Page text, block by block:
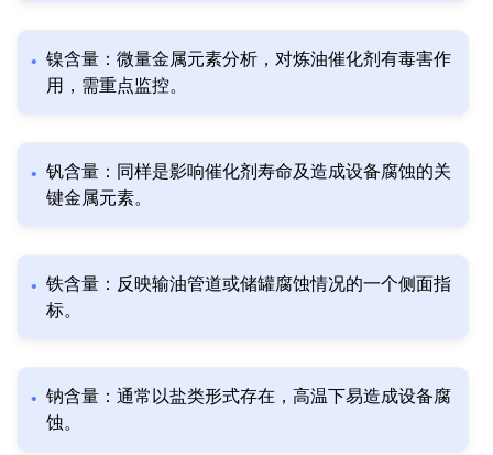
镍含量：微量金属元素分析，对炼油催化剂有毒害作
用，需重点监控。
钒含量：同样是影响催化剂寿命及造成设备腐蚀的关
键金属元素。
铁含量：反映输油管道或储罐腐蚀情况的一个侧面指
标。
钠含量：通常以盐类形式存在，高温下易造成设备腐
蚀。